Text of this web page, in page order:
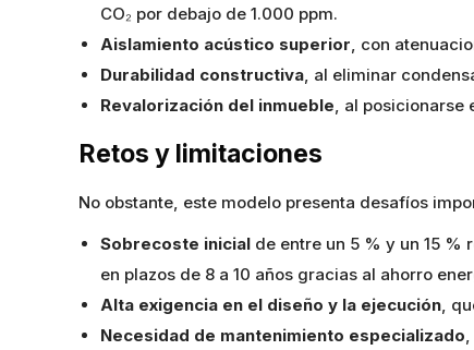
CO₂ por debajo de 1.000 ppm.
Aislamiento acústico superior , con
Durabilidad constructiva , al eliminar
Revalorización del inmueble , al
Retos y limitaciones
No obstante, este modelo presenta desafíos
Sobrecoste inicial de entre un 5 % y un 15
en plazos de 8 a 10 años gracias al ahorro
Alta exigencia en el diseño y la ejecución ,
Necesidad de mantenimiento especializado